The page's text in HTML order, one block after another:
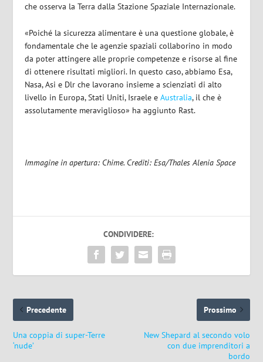
che osserva la Terra dalla Stazione Spaziale Internazionale.
«Poiché la sicurezza alimentare è una questione globale, è
fondamentale che le agenzie spaziali collaborino in modo
da poter attingere alle proprie competenze e risorse al fine
di ottenere risultati migliori. In questo caso, abbiamo Esa,
Nasa, Asi e Dlr che lavorano insieme a scienziati di alto
livello in Europa, Stati Uniti, Israele eAustralia, il che è
assolutamente meraviglioso» ha aggiunto Rast.
Immagine in apertura: Chime. Crediti: Esa/Thales Alenia Space
CONDIVIDERE:
Precedente
Una coppia di super-Terre
‘nude’
Prossimo
New Shepard al secondo volo
con due imprenditori a
bordo